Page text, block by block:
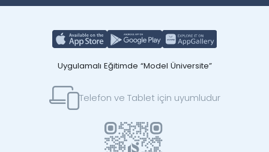
Uygulamalı Eğitimde “Model Üniversite”
Telefon ve Tablet için uyumludur